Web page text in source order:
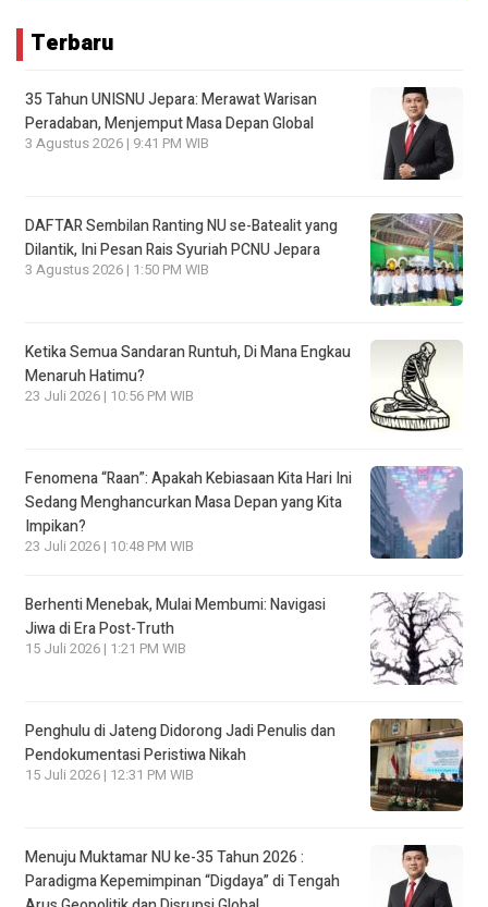
Terbaru
35 Tahun UNISNU Jepara: Merawat Warisan
Peradaban, Menjemput Masa Depan Global
3 Agustus 2026 | 9:41 PM WIB
DAFTAR Sembilan Ranting NU se-Batealit yang
Dilantik, Ini Pesan Rais Syuriah PCNU Jepara
3 Agustus 2026 | 1:50 PM WIB
Ketika Semua Sandaran Runtuh, Di Mana Engkau
Menaruh Hatimu?
23 Juli 2026 | 10:56 PM WIB
Fenomena “Raan”: Apakah Kebiasaan Kita Hari Ini
Sedang Menghancurkan Masa Depan yang Kita
Impikan?
23 Juli 2026 | 10:48 PM WIB
Berhenti Menebak, Mulai Membumi: Navigasi
Jiwa di Era Post-Truth
15 Juli 2026 | 1:21 PM WIB
Penghulu di Jateng Didorong Jadi Penulis dan
Pendokumentasi Peristiwa Nikah
15 Juli 2026 | 12:31 PM WIB
Menuju Muktamar NU ke-35 Tahun 2026 :
Paradigma Kepemimpinan “Digdaya” di Tengah